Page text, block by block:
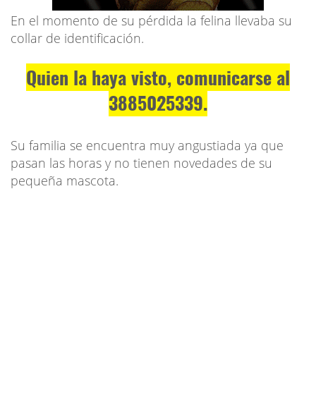
En el momento de su pérdida la felina llevaba su
collar de identificación.
Quien la haya visto, comunicarse al
3885025339.
Su familia se encuentra muy angustiada ya que
pasan las horas y no tienen novedades de su
pequeña mascota.